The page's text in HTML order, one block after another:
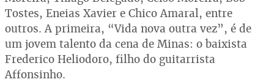
Tostes, Eneias Xavier e Chico Amaral, entre
outros. A primeira, “Vida nova outra vez”, é de
um jovem talento da cena de Minas: o baixista
Frederico Heliodoro, filho do guitarrista
Affonsinho.